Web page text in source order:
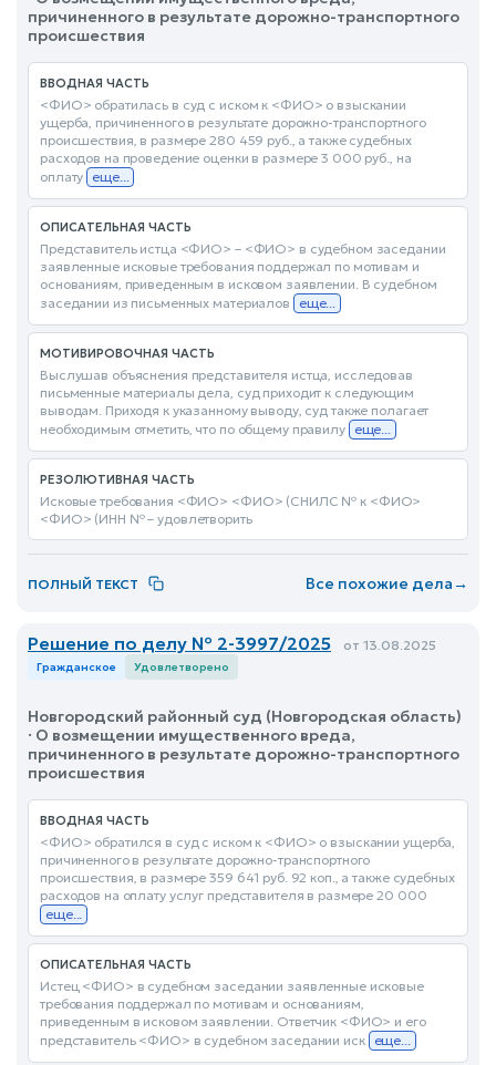
причиненного в результате дорожно-транспортного
происшествия
ВВОДНАЯ ЧАСТЬ
<ФИО> обратилась в суд с иском к <ФИО> о взыскании
ущерба, причиненного в результате дорожно-транспортного
происшествия, в размере 280 459 руб., а также судебных
расходов на проведение оценки в размере 3 000 руб., на
оплату еще...
ОПИСАТЕЛЬНАЯ ЧАСТЬ
Представитель истца <ФИО> – <ФИО> в судебном заседании
заявленные исковые требования поддержал по мотивам и
основаниям, приведенным в исковом заявлении. В судебном
заседании из письменных материалов
еще...
МОТИВИРОВОЧНАЯ ЧАСТЬ
Выслушав объяснения представителя истца, исследовав
письменные материалы дела, суд приходит к следующим
выводам. Приходя к указанному выводу, суд также полагает
необходимым отметить, что по общему правилу еще...
РЕЗОЛЮТИВНАЯ ЧАСТЬ
Исковые требования <ФИО> <ФИО> (СНИЛС № к <ФИО>
<ФИО> (ИНН № – удовлетворить
ПОЛНЫЙ ТЕКСТ Все похожие дела→
Решение по делу № 2-3997/2025 от 13.08.2025
Гражданское Удовлетворено
Новгородский районный суд (Новгородская область)
· О возмещении имущественного вреда,
причиненного в результате дорожно-транспортного
происшествия
ВВОДНАЯ ЧАСТЬ
<ФИО> обратился в суд с иском к <ФИО> о взыскании ущерба,
причиненного в результате дорожно-транспортного
происшествия, в размере 359 641 руб. 92 коп., а также судебных
расходов на оплату услуг представителя в размере 20 000
еще...
ОПИСАТЕЛЬНАЯ ЧАСТЬ
Истец <ФИО> в судебном заседании заявленные исковые
требования поддержал по мотивам и основаниям,
приведенным в исковом заявлении. Ответчик <ФИО> и его
представитель <ФИО> в судебном заседании иск еще...